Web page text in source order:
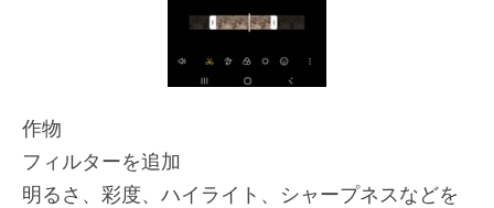
作物
フィルターを追加
明るさ、彩度、ハイライト、シャープネスなどを